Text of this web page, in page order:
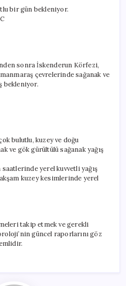
bir gün bekleniyor.
sonra İskenderun Körfezi,
çevrelerinde sağanak ve
bekleniyor.
bulutlu, kuzey ve doğu
ve gök gürültülü sağanak yağış
saatlerinde yerel kuvvetli yağış
kuzey kesimlerinde yerel
takip etmek ve gerekli
güncel raporlarını göz